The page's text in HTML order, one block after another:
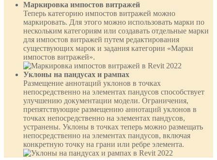
Маркировка импостов витражей
Теперь категорию импостов витражей можно
маркировать. Для этого можно использовать марки по
нескольким категориям или создавать отдельные марки
для импостов витражей путем редактирования
существующих марок и задания категории «Марки
импостов витражей».
Уклоны на пандусах и рампах
Размещение аннотаций уклонов в точках
непосредственно на элементах пандусов способствует
улучшению документации модели. Ограничения,
препятствующие размещению аннотаций уклонов в
точках непосредственно на элементах пандусов,
устранены. Уклоны в точках теперь можно размещать
непосредственно на элементах пандусов, включая
конкретную точку на грани или ребре элемента.